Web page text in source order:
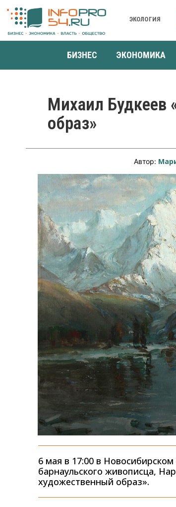
ЭКОЛОГИЯ
БИЗНЕС ЭКОНОМИКА
Михаил Будкеев
образ»
Автор:
6 мая в 17:00 в
барнаульского живописца,
художественный образ».